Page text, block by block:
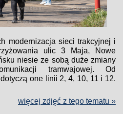
modernizacja sieci trakcyjnej i
ulic 3 Maja, Nowe
niesie ze sobą duże zmiany
tramwajowej. Od
one linii 2, 4, 10, 11 i 12.
więcej zdjęć z tego tematu »